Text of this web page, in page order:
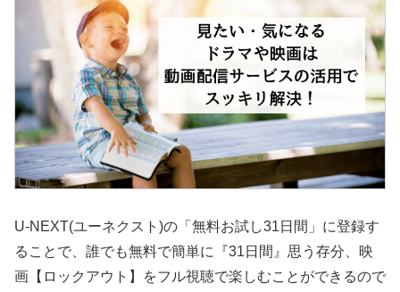
U-NEXT(ユーネクスト)の「無料お試し31日間」に登録す
ることで、誰でも無料で簡単に『31日間』思う存分、映
画【ロックアウト】をフル視聴で楽しむことができるので